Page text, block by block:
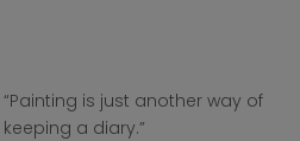
“Painting is just another way of
keeping a diary.”